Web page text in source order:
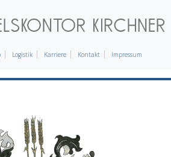
Logistik Karriere Kontakt Impressum